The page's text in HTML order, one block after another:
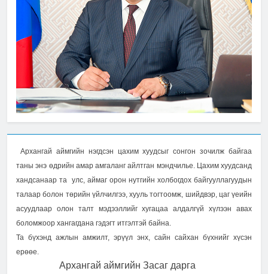
Архангай аймгийн нэгдсэн цахим хуудсыг сонгон зочилж байгаа
таны энэ өдрийн амар амгаланг айлтган мэндчилье. Цахим хуудсанд
хандсанаар та улс, аймаг орон нутгийн холбогдох байгууллагуудын
талаар болон төрийн үйлчилгээ, хууль тогтоомж, шийдвэр, цаг үеийн
асуудлаар олон талт мэдээллийг хугацаа алдалгүй хүлээн авах
боломжоор хангагдана гэдэгт итгэлтэй байна.
Та бүхэнд ажлын амжилт, эрүүл энх, сайн сайхан бүхнийг хүсэн
ерөөе.
Архангай аймгийн Засаг дарга